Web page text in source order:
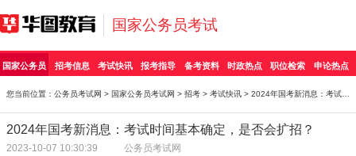
国家公务员考试
国家公务员 招考信息 考试快讯 报考指导 备考资料 时政热点 职位检索 申论热点
您当前位置： 公务员考试网 > 国家公务员考试网 > 招考 > 考试快讯 > 2024年国考新消息：考试时间基本确定，是否会扩招？
2024年国考新消息：考试时间基本确定，是否会扩招？
2023-10-07 10:30:39 公务员考试网